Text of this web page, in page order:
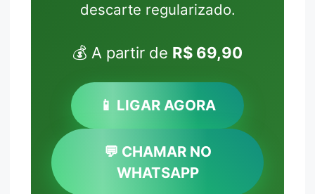
descarte regularizado.
💰 A partir de R$ 69,90
📱 LIGAR AGORA
💬 CHAMAR NO
WHATSAPP